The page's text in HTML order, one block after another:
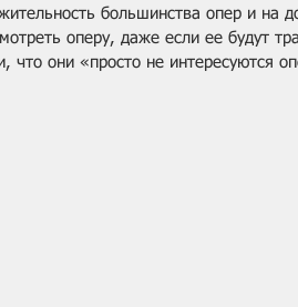
большинства опер и на
оперу, даже если ее будут
что они «просто не интересуются